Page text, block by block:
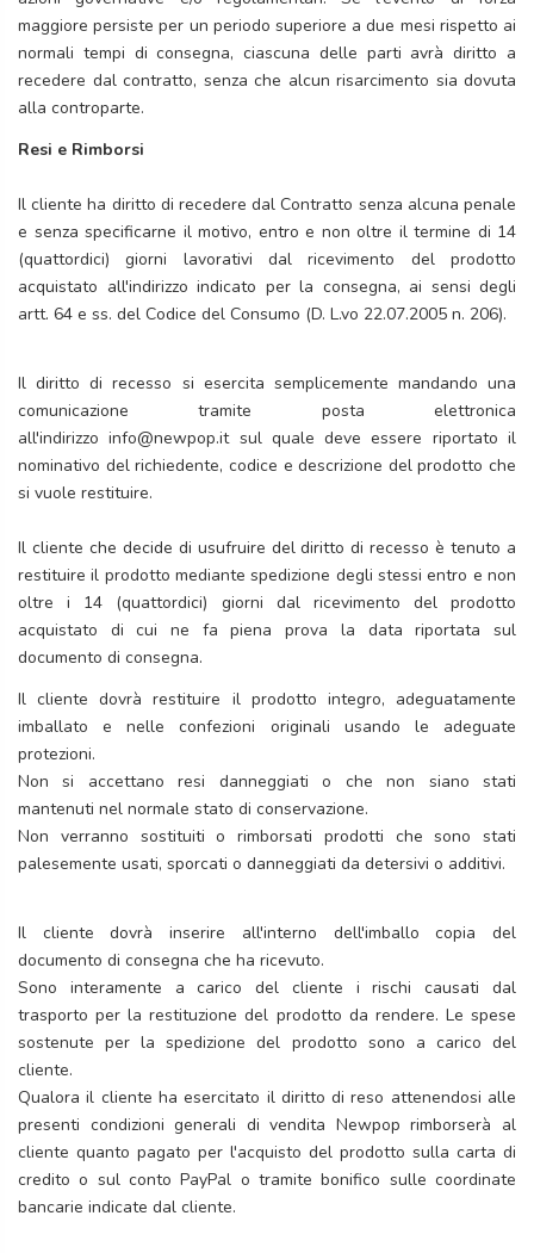
maggiore persiste per un periodo superiore a due mesi rispetto ai
normali tempi di consegna, ciascuna delle parti avrà diritto a
recedere dal contratto, senza che alcun risarcimento sia dovuta
alla controparte.
Resi e Rimborsi
Il cliente ha diritto di recedere dal Contratto senza alcuna penale
e senza specificarne il motivo, entro e non oltre il termine di 14
(quattordici) giorni lavorativi dal ricevimento del prodotto
acquistato all'indirizzo indicato per la consegna, ai sensi degli
artt. 64 e ss. del Codice del Consumo (D. L.vo 22.07.2005 n. 206).
Il diritto di recesso si esercita semplicemente mandando una
comunicazione tramite posta elettronica
all'indirizzoinfo@newpop.itsul quale deve essere riportato il
nominativo del richiedente, codice e descrizione del prodotto che
si vuole restituire.
Il cliente che decide di usufruire del diritto di recesso è tenuto a
restituire il prodotto mediante spedizione degli stessi entro e non
oltre i 14 (quattordici) giorni dal ricevimento del prodotto
acquistato di cui ne fa piena prova la data riportata sul
documento di consegna.
Il cliente dovrà restituire il prodotto integro, adeguatamente
imballato e nelle confezioni originali usando le adeguate
protezioni.
Non si accettano resi danneggiati o che non siano stati
mantenuti nel normale stato di conservazione.
Non verranno sostituiti o rimborsati prodotti che sono stati
palesemente usati, sporcati o danneggiati da detersivi o additivi.
Il cliente dovrà inserire all'interno dell'imballo copia del
documento di consegna che ha ricevuto.
Sono interamente a carico del cliente i rischi causati dal
trasporto per la restituzione del prodotto da rendere. Le spese
sostenute per la spedizione del prodotto sono a carico del
cliente.
Qualora il cliente ha esercitato il diritto di reso attenendosi alle
presenti condizioni generali di vendita Newpop rimborserà al
cliente quanto pagato per l'acquisto del prodotto sulla carta di
credito o sul conto PayPal o tramite bonifico sulle coordinate
bancarie indicate dal cliente.